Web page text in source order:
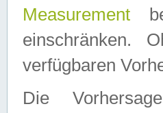
Measurement
einschränken.
verfügbaren
Die